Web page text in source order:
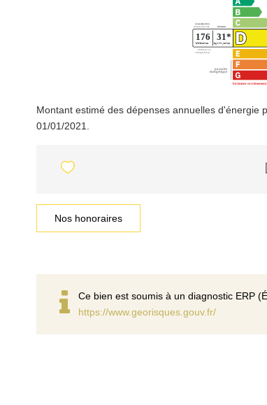
Montant estimé des dépenses annuelles
01/01/2021.
Nos honoraires
Ce bien est soumis à un diagnostic ERP
https://www.georisques.gouv.fr/